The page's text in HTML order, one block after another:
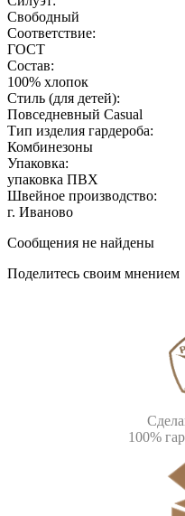
Свободный
Соответствие:
ГОСТ
Состав:
100% хлопок
Стиль (для детей):
Повседневный Casual
Тип изделия гардероба:
Комбинезоны
Упаковка:
упаковка ПВХ
Швейное производство:
г. Иваново
Сообщения не найдены
Поделитесь своим мнением
100%